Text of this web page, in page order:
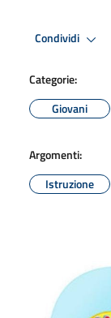
Condividi
Categorie:
Giovani
Argomenti:
Istruzione